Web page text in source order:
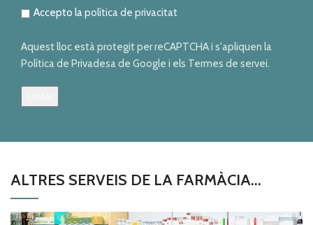
Accepto lapolítica de privacitat
Aquest lloc està protegit per reCAPTCHA i s'apliquen la
Política de Privadesa de Google i els Termes de servei.
ALTRES SERVEIS DE LA FARMÀCIA...